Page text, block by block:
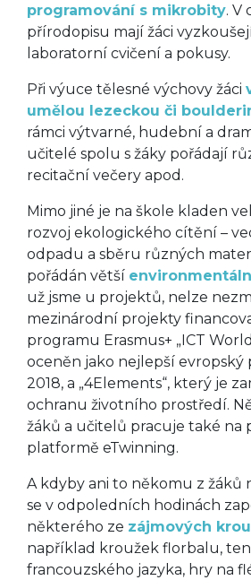
programování s mikrobity. V
přírodopisu mají žáci
laboratorní cvičení a pokusy.
Při výuce tělesné výchovy žáci
umělou lezeckou či
rámci výtvarné, hudební a
učitelé spolu s žáky pořádají
recitační večery apod.
Mimo jiné je na škole kladen
rozvoj ekologického cítění –
odpadu a sběru různých
pořádán větší
už jsme u projektů, nelze
mezinárodní projekty
programu Erasmus+ „ICT
oceněn jako nejlepší evropský
2018, a „4Elements“, který je
ochranu životního prostředí.
žáků a učitelů pracuje také na
platformě eTwinning.
A kdyby ani to někomu z žáků
se v odpoledních hodinách
některého ze zájmových
například kroužek florbalu,
francouzského jazyka, hry na